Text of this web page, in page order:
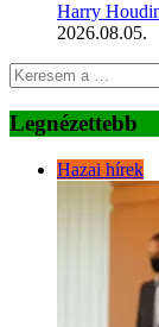
Harry
2026.08.05.
Legnézettebb
Hazai hírek